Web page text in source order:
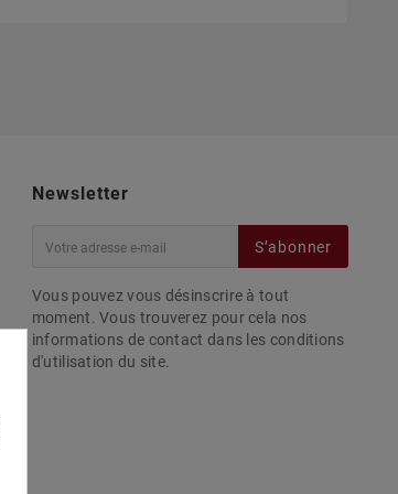
Newsletter
S’abonner
Vous pouvez vous désinscrire à tout
moment. Vous trouverez pour cela nos
informations de contact dans les conditions
d'utilisation du site.